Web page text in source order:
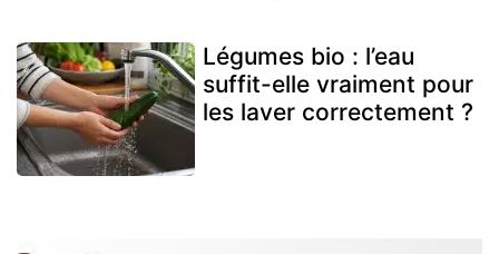
Légumes bio : l’eau
suffit-elle vraiment pour
les laver correctement ?